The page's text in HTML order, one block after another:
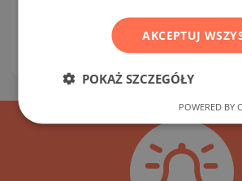
102 371-
1 300 - 1 500 €/m
AKCEPTUJ
POKAŻ SZCZEGÓŁY
POWERED BY